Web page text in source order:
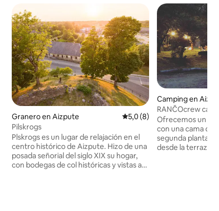
Granero en Aizpute Calificación promedio: 5,0
5,0 (8)
Pilskrogs
Plskrogs es un lugar de relajación en el
centro histórico de Aizpute. Hizo de una
posada señorial del siglo XIX su hogar,
con bodegas de col históricas y vistas a
Camping en
RANČOcrew
Ofrecemos un
con una cama de
segunda planta y
desde la terraza.